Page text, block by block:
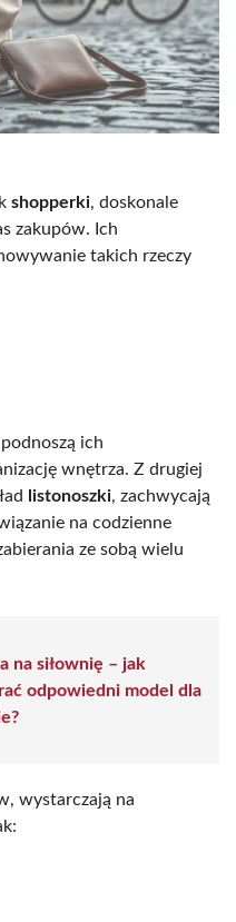
shopperki, doskonale
zakupów. Ich
takich rzeczy
ich
wnętrza. Z drugiej
listonoszki, zachwycają
na codzienne
ze sobą wielu
na siłownię – jak
odpowiedni model dla
wystarczają na